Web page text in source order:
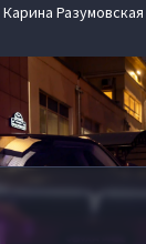
Карина Разумовская